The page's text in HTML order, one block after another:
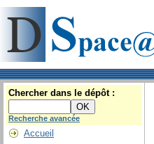
Chercher dans le dépôt :
Recherche avancée
Accueil